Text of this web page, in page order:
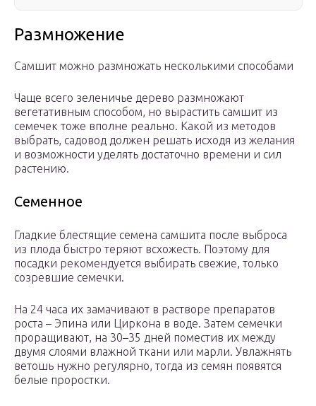
Размножение
Самшит можно размножать несколькими способами
Чаще всего зеленичье дерево размножают
вегетативным способом, но вырастить самшит из
семечек тоже вполне реально. Какой из методов
выбрать, садовод должен решать исходя из желания
и возможности уделять достаточно времени и сил
растению.
Семенное
Гладкие блестящие семена самшита после выброса
из плода быстро теряют всхожесть. Поэтому для
посадки рекомендуется выбирать свежие, только
созревшие семечки.
На 24 часа их замачивают в растворе препаратов
роста – Эпина или Циркона в воде. Затем семечки
проращивают, на 30–35 дней поместив их между
двумя слоями влажной ткани или марли. Увлажнять
ветошь нужно регулярно, тогда из семян появятся
белые проростки.